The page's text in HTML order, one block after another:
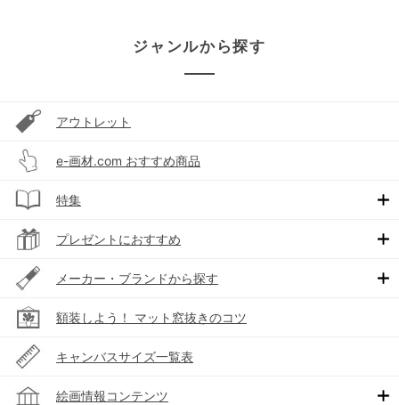
ジャンルから探す
アウトレット
e-画材.com おすすめ商品
特集
プレゼントにおすすめ
メーカー・ブランドから探す
額装しよう！ マット窓抜きのコツ
キャンバスサイズ一覧表
絵画情報コンテンツ